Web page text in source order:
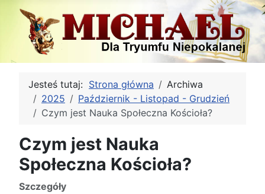
Jesteś tutaj: Strona główna
Archiwa
2025
Październik - Listopad - Grudzień
Czym jest Nauka Społeczna Kościoła?
Czym jest Nauka
Społeczna Kościoła?
Szczegóły